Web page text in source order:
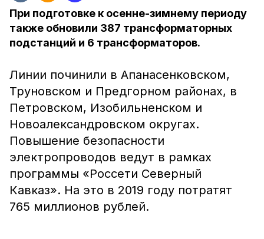
При подготовке к осенне-зимнему периоду
также обновили 387 трансформаторных
подстанций и 6 трансформаторов.
Линии починили в Апанасенковском,
Труновском и Предгорном районах, в
Петровском, Изобильненском и
Новоалександровском округах.
Повышение безопасности
электропроводов ведут в рамках
программы «Россети Северный
Кавказ». На это в 2019 году потратят
765 миллионов рублей.